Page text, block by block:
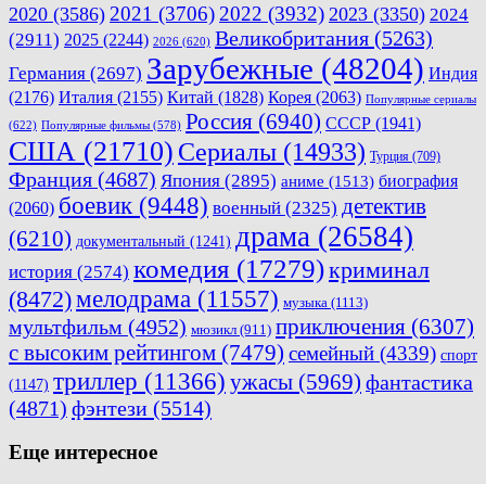
2020 (3586) 2021 (3706) 2022 (3932) 2023 (3350) 2024
(2911) 2025 (2244) 2026 (620) Великобритания (5263)
Германия (2697) Зарубежные (48204) Индия
(2176) Италия (2155) Китай (1828) Корея (2063) Популярные сериалы
(622) Популярные фильмы (578) Россия (6940) СССР (1941)
США (21710) Сериалы (14933) Турция (709)
Франция (4687) Япония (2895) аниме (1513) биография
(2060) боевик (9448) военный (2325) детектив
(6210) документальный (1241) драма (26584)
история (2574) комедия (17279)криминал
(8472)мелодрама (11557) музыка (1113)
мультфильм (4952) мюзикл (911) приключения (6307)
с высоким рейтингом (7479) семейный (4339) спорт
(1147) триллер (11366) ужасы (5969) фантастика
(4871) фэнтези (5514)
Еще интересное